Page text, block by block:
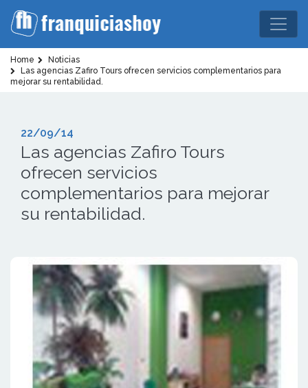
Home
Noticias
Las agencias Zafiro Tours ofrecen servicios complementarios para
mejorar su rentabilidad.
22/09/14
Las agencias Zafiro Tours
ofrecen servicios
complementarios para mejorar
su rentabilidad.